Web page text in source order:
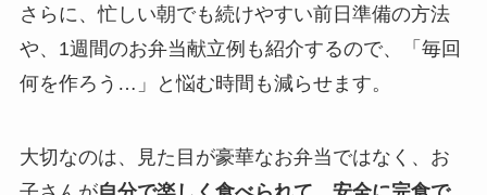
さらに、忙しい朝でも続けやすい前日準備の方法
や、1週間のお弁当献立例も紹介するので、「毎回
何を作ろう…」と悩む時間も減らせます。
大切なのは、見た目が豪華なお弁当ではなく、お